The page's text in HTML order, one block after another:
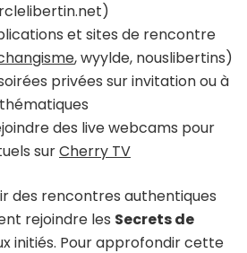
et sites de rencontre
, wyylde, nouslibertins)
privées sur invitation ou à
des live webcams pour
surCherry TV
des rencontres authentiques
rejoindre les Secrets de
initiés. Pour approfondir cette